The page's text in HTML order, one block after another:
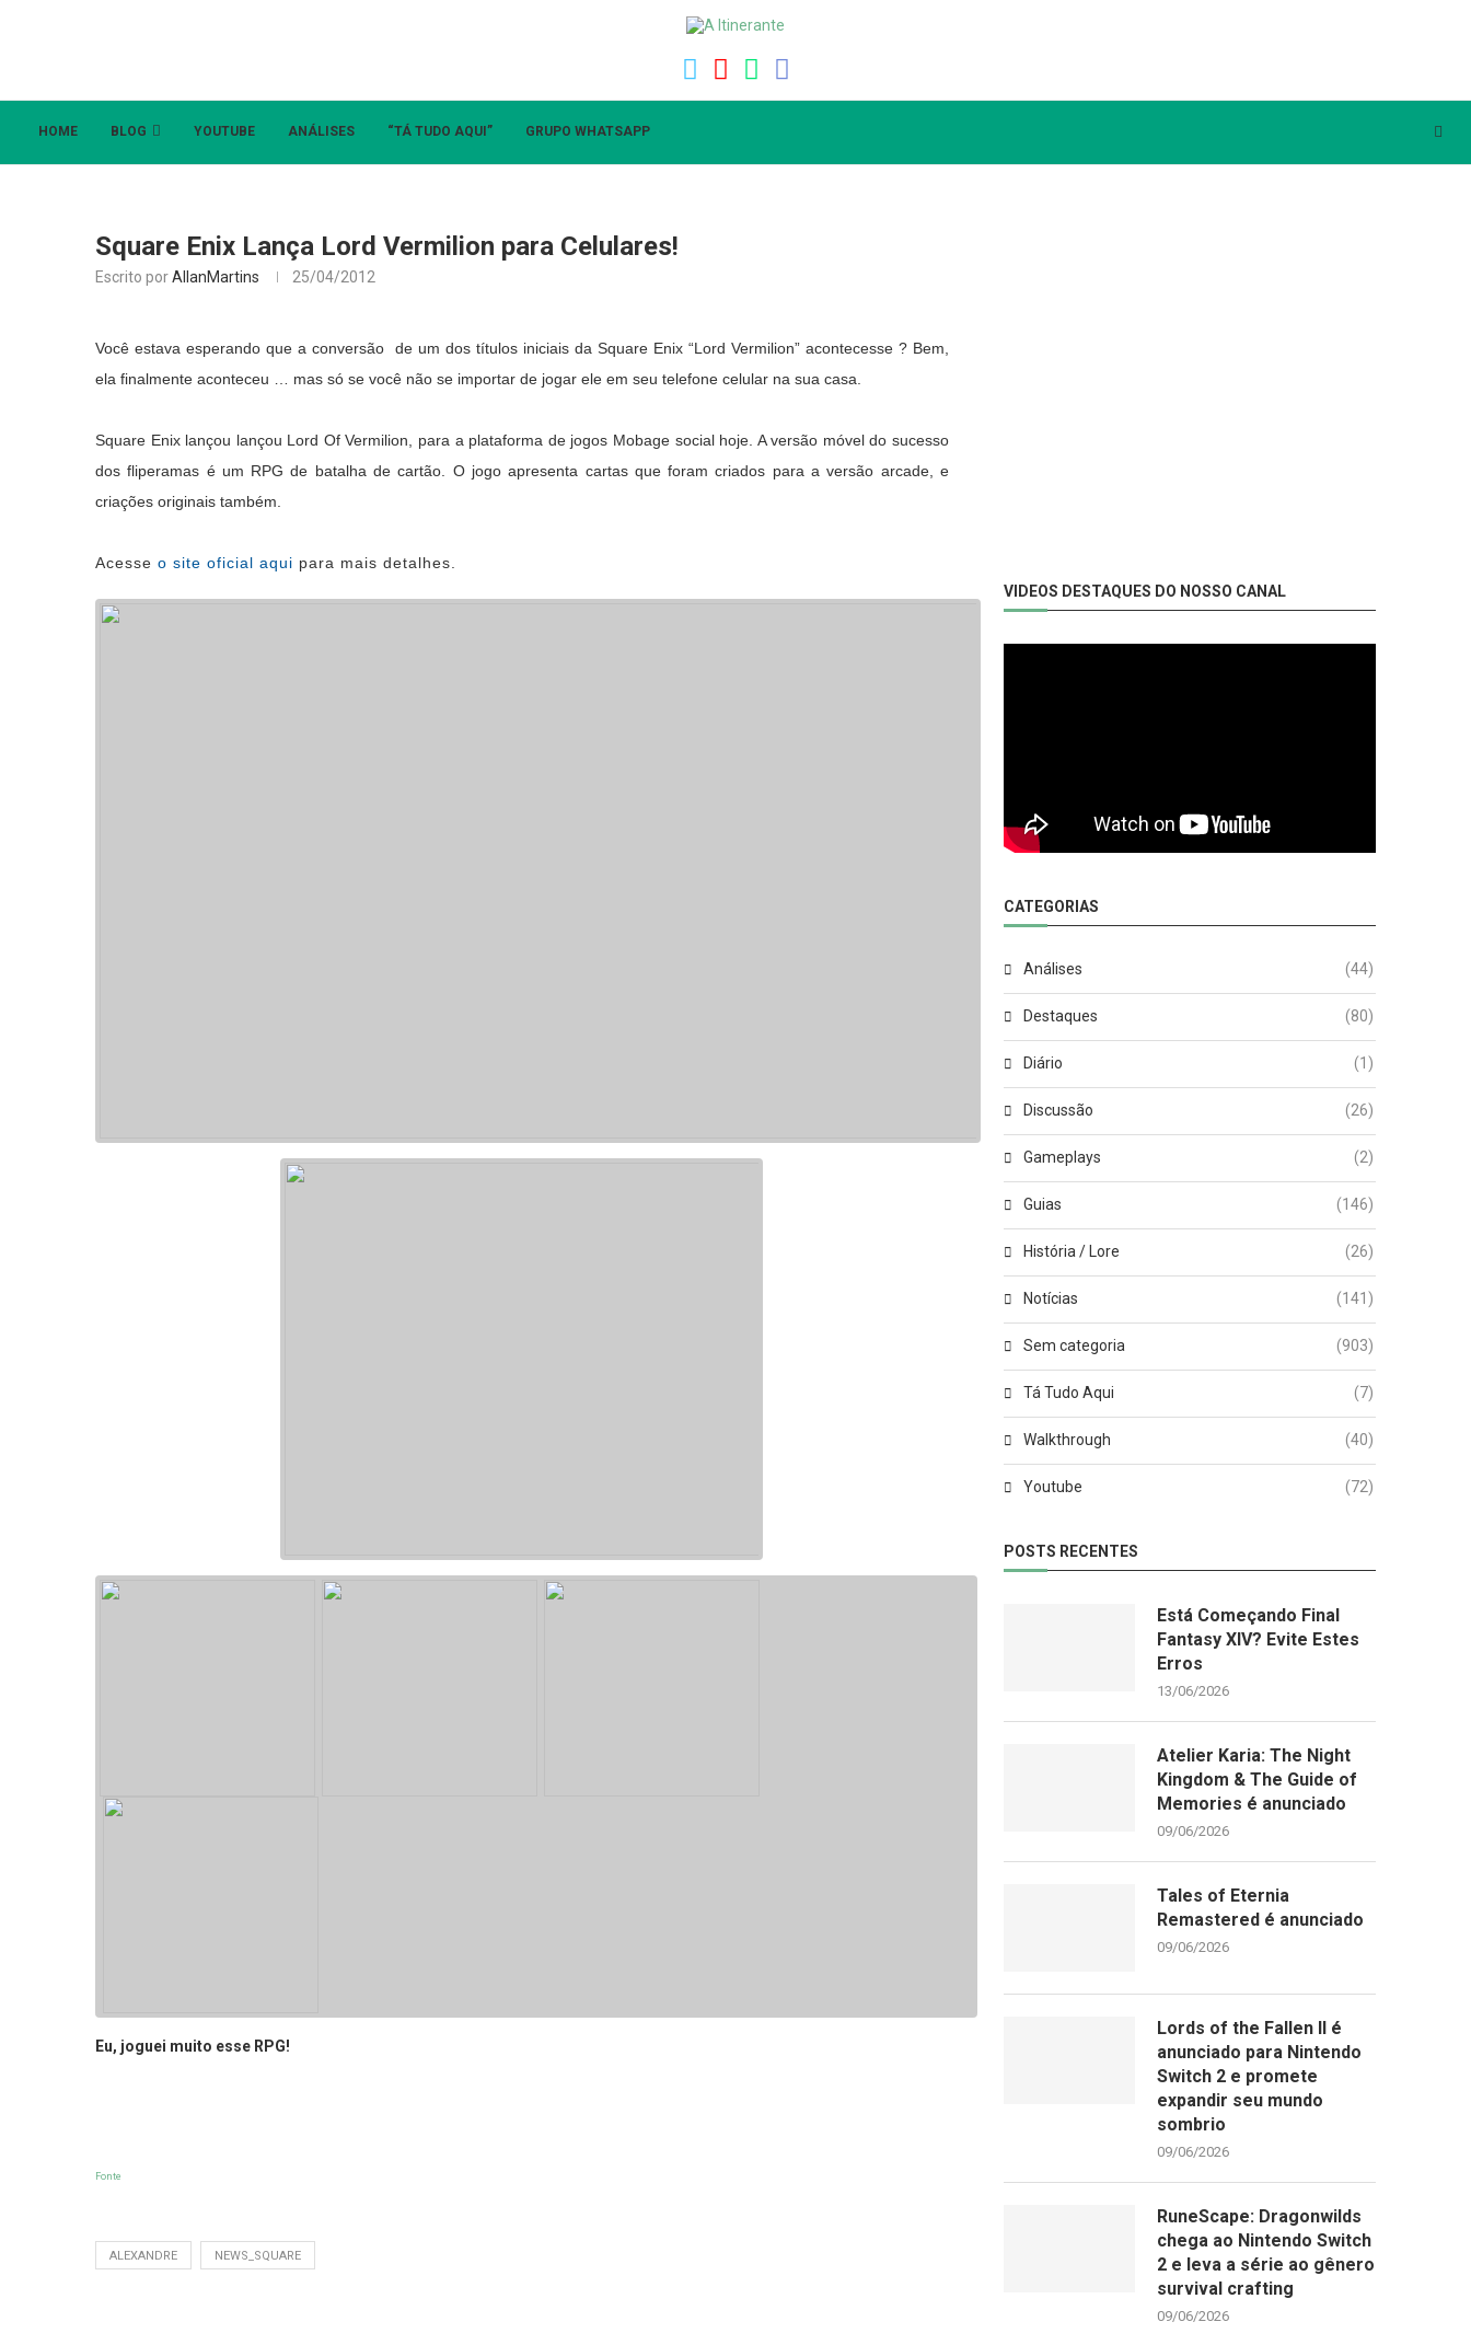
HOME BLOG YOUTUBE ANÁLISES “TÁ TUDO AQUI” GRUPO WHATSAPP
Square Enix Lança Lord Vermilion para Celulares!
Escrito porAllanMartins 25/04/2012
Você estava esperando que a conversão de um dos títulos iniciais da Square Enix “Lord Vermilion” acontecesse ? Bem,
ela finalmente aconteceu … mas só se você não se importar de jogar ele em seu telefone celular na sua casa.
Square Enix lançou lançou Lord Of Vermilion, para a plataforma de jogos Mobage social hoje. A versão móvel do sucesso
dos fliperamas é um RPG de batalha de cartão. O jogo apresenta cartas que foram criados para a versão arcade, e
criações originais também.
Acesse o site oficial aqui para mais detalhes.
Eu, joguei muito esse RPG!
Fonte
ALEXANDRE NEWS_SQUARE
VIDEOS DESTAQUES DO NOSSO CANAL
CATEGORIAS
Análises (44)
Destaques (80)
Diário (1)
Discussão (26)
Gameplays (2)
Guias (146)
História / Lore (26)
Notícias (141)
Sem categoria (903)
Tá Tudo Aqui (7)
Walkthrough (40)
Youtube (72)
POSTS RECENTES
Está Começando Final
Fantasy XIV? Evite Estes
Erros
13/06/2026
Atelier Karia: The Night
Kingdom & The Guide of
Memories é anunciado
09/06/2026
Tales of Eternia
Remastered é anunciado
09/06/2026
Lords of the Fallen II é
anunciado para Nintendo
Switch 2 e promete
expandir seu mundo
sombrio
09/06/2026
RuneScape: Dragonwilds
chega ao Nintendo Switch
2 e leva a série ao gênero
survival crafting
09/06/2026